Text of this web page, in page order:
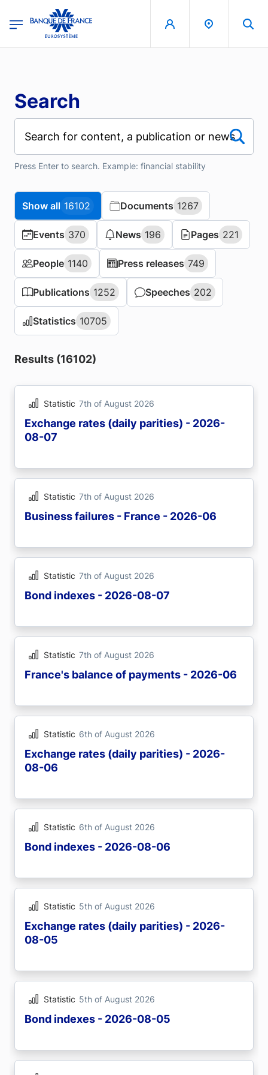
Search
Press Enter to search. Example: financial stability
Show all 16102
Show all 16102 Documents 1267
Documents 1267
Events 370
Events 370 News 196
News 196 Pages 221
Pages 221
People 1140
People 1140 Press releases 749
Press releases 749
Publications 1252
Publications 1252 Speeches 202
Speeches 202
Statistics 10705
Statistics 10705
Results (16102)
Statistic 7th of August 2026
Exchange rates (daily parities) - 2026-
08-07
Statistic 7th of August 2026
Business failures - France - 2026-06
Statistic 7th of August 2026
Bond indexes - 2026-08-07
Statistic 7th of August 2026
France's balance of payments - 2026-06
Statistic 6th of August 2026
Exchange rates (daily parities) - 2026-
08-06
Statistic 6th of August 2026
Bond indexes - 2026-08-06
Statistic 5th of August 2026
Exchange rates (daily parities) - 2026-
08-05
Statistic 5th of August 2026
Bond indexes - 2026-08-05